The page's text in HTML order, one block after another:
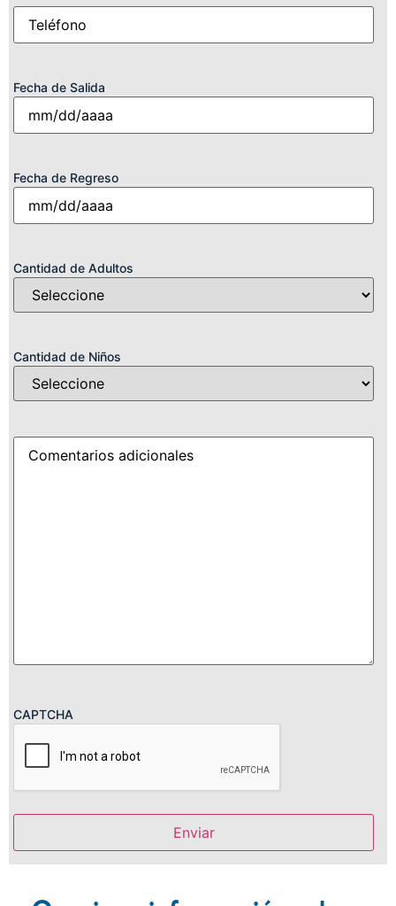
Móvil
Fecha de Salida
Fecha de Regreso
Cantidad de Adultos
Cantidad de Niños
Detalles
CAPTCHA